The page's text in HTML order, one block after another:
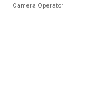
Camera Operator